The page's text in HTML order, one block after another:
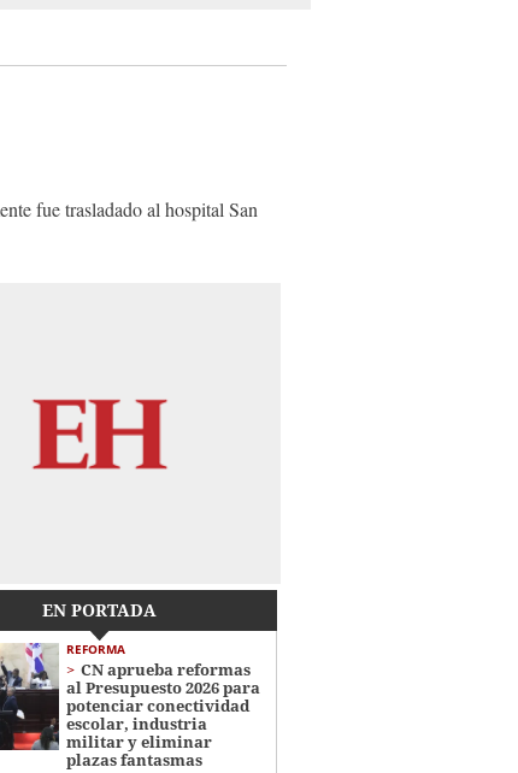
fue trasladado al hospital San
EN PORTADA
REFORMA
CN aprueba reformas
al Presupuesto 2026 para
potenciar conectividad
escolar, industria
militar y eliminar
plazas fantasmas